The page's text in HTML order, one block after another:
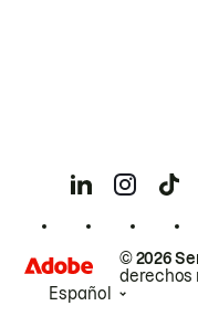
© 2026
derechos
Español